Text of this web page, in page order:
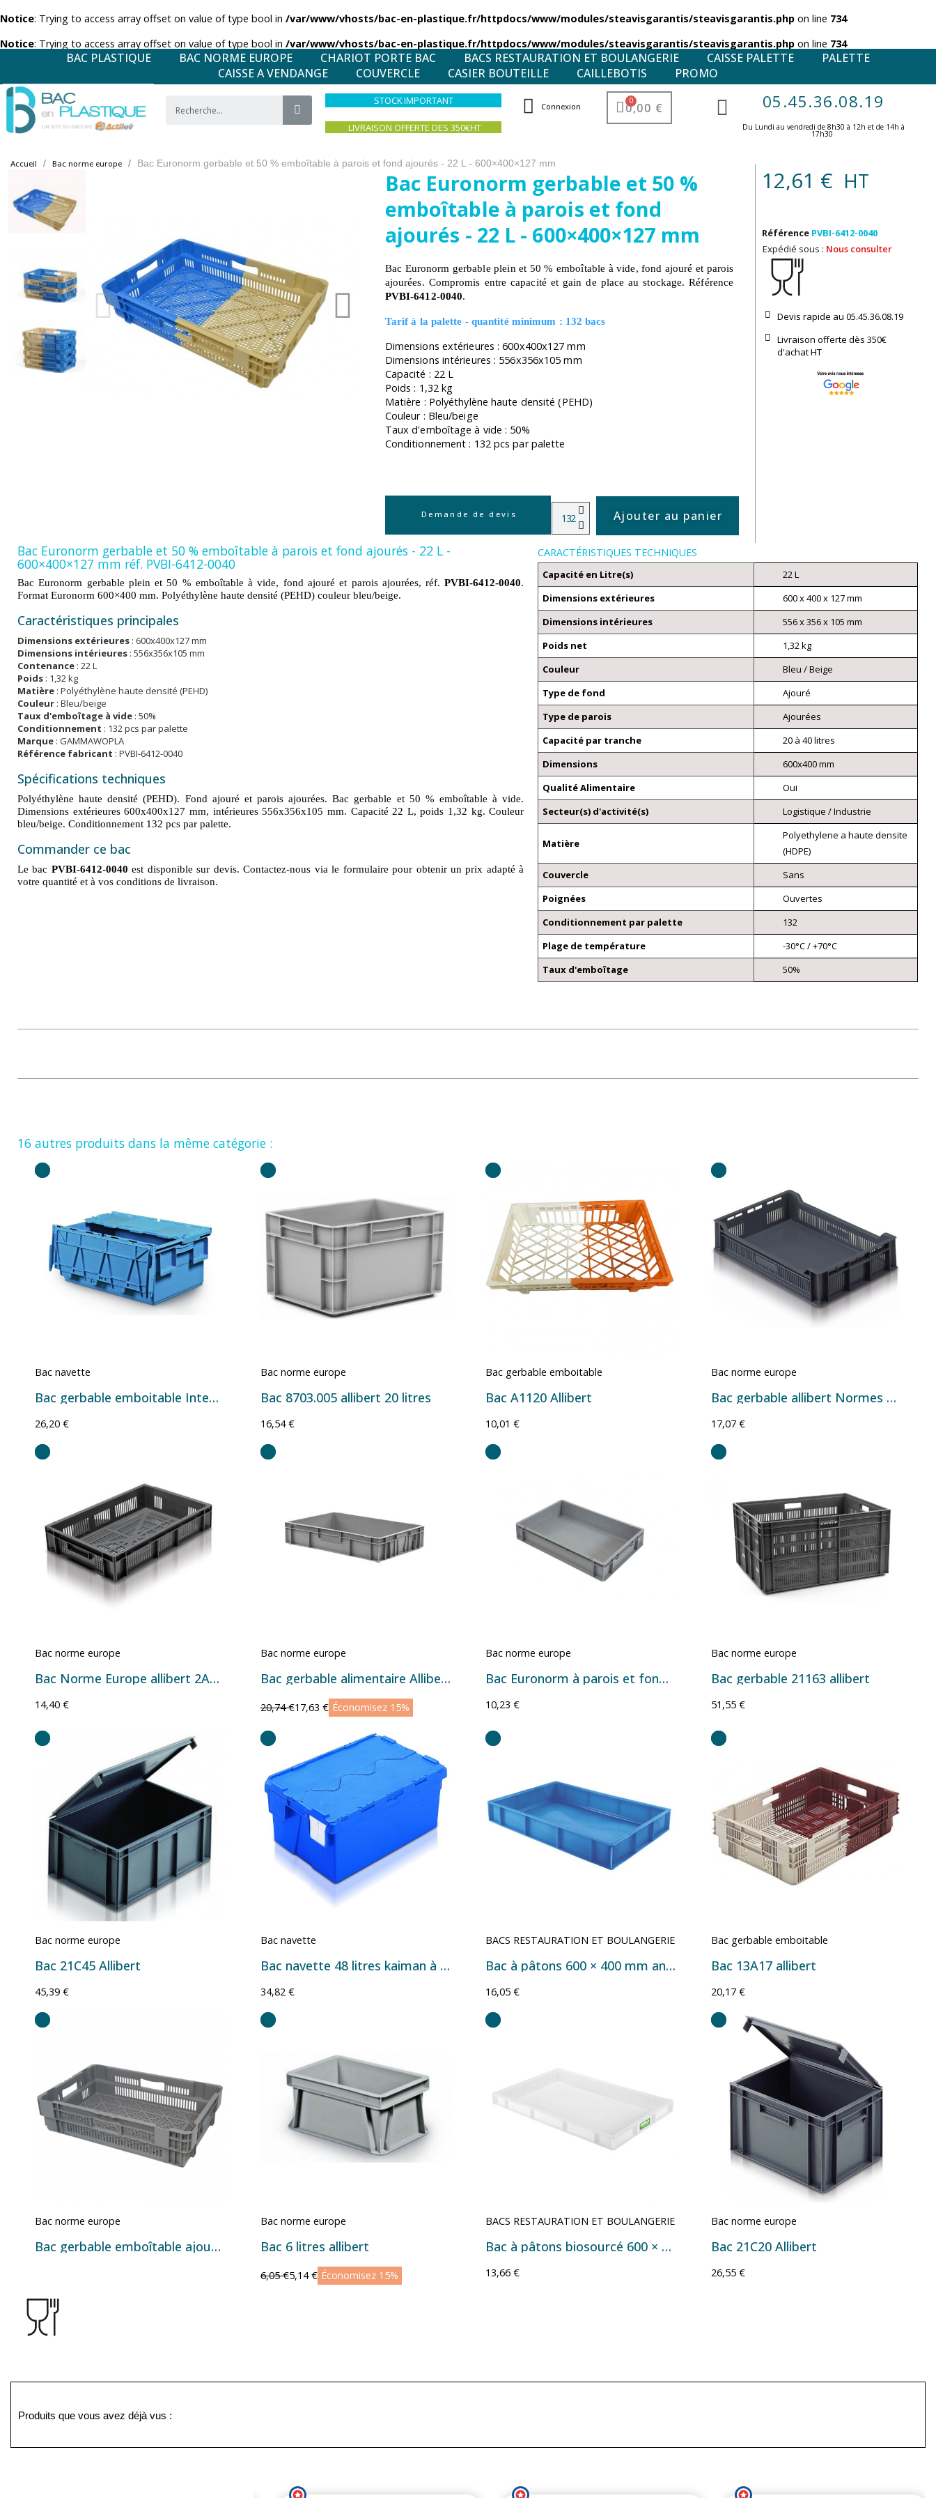
Notice: Trying to access array offset on value of type bool in /var/www/vhosts/bac-en-plastique.fr/httpdocs/www/modules/steavisgarantis/steavisgarantis.php on line 734
Notice: Trying to access array offset on value of type bool in /var/www/vhosts/bac-en-plastique.fr/httpdocs/www/modules/steavisgarantis/steavisgarantis.php on line 734
BAC PLASTIQUE BAC NORME EUROPE CHARIOT PORTE BAC BACS RESTAURATION ET BOULANGERIE CAISSE PALETTE
PALETTE
CAISSE A VENDANGE
COUVERCLE CASIER BOUTEILLE CAILLEBOTIS PROMO
STOCK IMPORTANT
LIVRAISON OFFERTE DES 350€HT
Connexion 0,00 € 05.45.36.08.19
Du Lundi au vendredi de 8h30 à 12h et de 14h à
17h30 ​
Accueil Bac norme europe Bac Euronorm gerbable et 50 % emboîtable à parois et fond ajourés - 22 L - 600×400×127 mm
Bac Euronorm gerbable et 50 %
emboîtable à parois et fond
ajourés - 22 L - 600×400×127 mm
Bac Euronorm gerbable plein et 50 % emboîtable à vide, fond ajouré et parois
ajourées. Compromis entre capacité et gain de place au stockage. Référence
PVBI-6412-0040.
Tarif à la palette - quantité minimum : 132 bacs
Dimensions extérieures : 600x400x127 mm
Dimensions intérieures : 556x356x105 mm
Capacité : 22 L
Poids : 1,32 kg
Matière : Polyéthylène haute densité (PEHD)
Couleur : Bleu/beige
Taux d'emboîtage à vide : 50%
Conditionnement : 132 pcs par palette
Demande de devis Ajouter au panier
12,61 € HT
Référence PVBI-6412-0040
Expédié sous : Nous consulter
Devis rapide au 05.45.36.08.19​
Livraison offerte dès 350€
d'achat​ HT
Bac Euronorm gerbable et 50 % emboîtable à parois et fond ajourés - 22 L -
600×400×127 mm réf. PVBI-6412-0040
Bac Euronorm gerbable plein et 50 % emboîtable à vide, fond ajouré et parois ajourées, réf.PVBI-6412-0040.
Format Euronorm 600×400 mm. Polyéthylène haute densité (PEHD) couleur bleu/beige.
Caractéristiques principales
Dimensions extérieures : 600x400x127 mm
Dimensions intérieures : 556x356x105 mm
Contenance : 22 L
Poids : 1,32 kg
Matière : Polyéthylène haute densité (PEHD)
Couleur : Bleu/beige
Taux d'emboîtage à vide : 50%
Conditionnement : 132 pcs par palette
Marque : GAMMAWOPLA
Référence fabricant : PVBI-6412-0040
Spécifications techniques
Polyéthylène haute densité (PEHD). Fond ajouré et parois ajourées. Bac gerbable et 50 % emboîtable à vide.
Dimensions extérieures 600x400x127 mm, intérieures 556x356x105 mm. Capacité 22 L, poids 1,32 kg. Couleur
bleu/beige. Conditionnement 132 pcs par palette.
Commander ce bac
Le bac PVBI-6412-0040 est disponible sur devis. Contactez-nous via le formulaire pour obtenir un prix adapté à
votre quantité et à vos conditions de livraison.
CARACTÉRISTIQUES TECHNIQUES
Capacité en Litre(s)
22 L
Dimensions extérieures
600 x 400 x 127 mm
Dimensions intérieures
556 x 356 x 105 mm
Poids net
1,32 kg
Couleur
Bleu / Beige
Type de fond
Ajouré
Type de parois
Ajourées
Capacité par tranche
20 à 40 litres
Dimensions
600x400 mm
Qualité Alimentaire
Oui
Secteur(s) d'activité(s)
Logistique / Industrie
Matière
Polyethylene a haute densite
(HDPE)
Couvercle
Sans
Poignées
Ouvertes
Conditionnement par palette
132
Plage de température
-30°C / +70°C
Taux d'emboîtage
50%
16 autres produits dans la même catégorie :
Bac navette
Bac gerbable emboitable Integra 21L
26,20 €
Bac norme europe
Bac 8703.005 allibert 20 litres
16,54 €
Bac gerbable emboitable
Bac A1120 Allibert
10,01 €
Bac norme europe
Bac gerbable allibert Normes Europe 20019
17,07 €
Bac norme europe
Bac Norme Europe allibert 2A022
14,40 €
Bac norme europe
Bac gerbable alimentaire Allibert 21 litres
20,74 €17,63 € Économisez 15%
Bac norme europe
Bac Euronorm à parois et fond pleins - 20 L - 600×400×120 mm
10,23 €
Bac norme europe
Bac gerbable 21163 allibert
51,55 €
Bac norme europe
Bac 21C45 Allibert
45,39 €
Bac navette
Bac navette 48 litres kaiman à couvercle
34,82 €
BACS RESTAURATION ET BOULANGERIE
Bac à pâtons 600 × 400 mm antibactérien
16,05 €
Bac gerbable emboitable
Bac 13A17 allibert
20,17 €
Bac norme europe
Bac gerbable emboîtable ajouré – 600 × 400 × 144 mm – 26 litres
Bac norme europe
Bac 6 litres allibert
6,05 €5,14 € Économisez 15%
BACS RESTAURATION ET BOULANGERIE
Bac à pâtons biosourcé 600 × 400 mm – 9 ou 15 litres
13,66 €
Bac norme europe
Bac 21C20 Allibert
26,55 €
Produits que vous avez déjà vus :